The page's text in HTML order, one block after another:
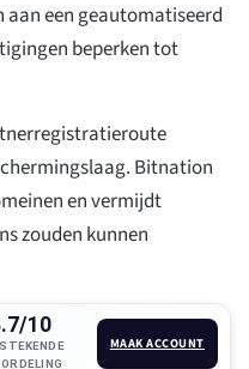
een geautomatiseerd
beperken tot
Bitnation
en vermijdt
zouden kunnen
10
MAAK ACCOUNT